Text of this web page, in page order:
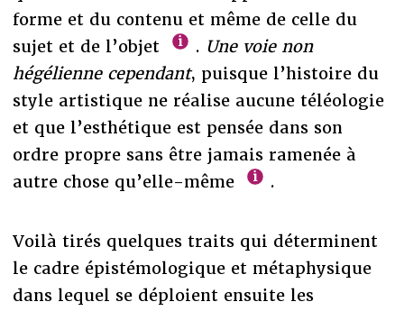
forme et du contenu et même de celle du
sujet et de l’objet
. Une voie non
hégélienne cependant, puisque l’histoire du
style artistique ne réalise aucune téléologie
et que l’esthétique est pensée dans son
ordre propre sans être jamais ramenée à
autre chose qu’elle-même
.
Voilà tirés quelques traits qui déterminent
le cadre épistémologique et métaphysique
dans lequel se déploient ensuite les